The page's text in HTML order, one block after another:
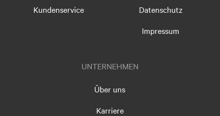
Kundenservice
Datenschutz
Impressum
UNTERNEHMEN
Über uns
Karriere